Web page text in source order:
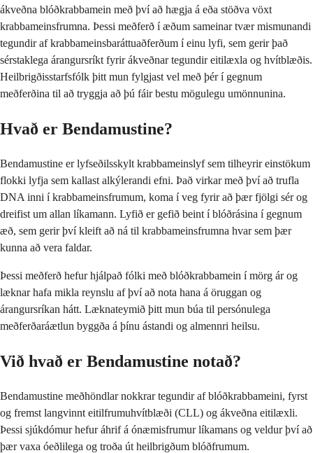
ákveðna blóðkrabbamein með því að hægja á eða stöðva vöxt
krabbameinsfrumna. Þessi meðferð í æðum sameinar tvær mismunandi
tegundir af krabbameinsbaráttuaðferðum í einu lyfi, sem gerir það
sérstaklega árangursríkt fyrir ákveðnar tegundir eitilæxla og hvítblæðis.
Heilbrigðisstarfsfólk þitt mun fylgjast vel með þér í gegnum
meðferðina til að tryggja að þú fáir bestu mögulegu umönnunina.
Hvað er Bendamustine?
Bendamustine er lyfseðilsskylt krabbameinslyf sem tilheyrir einstökum
flokki lyfja sem kallast alkýlerandi efni. Það virkar með því að trufla
DNA inni í krabbameinsfrumum, koma í veg fyrir að þær fjölgi sér og
dreifist um allan líkamann. Lyfið er gefið beint í blóðrásina í gegnum
æð, sem gerir því kleift að ná til krabbameinsfrumna hvar sem þær
kunna að vera faldar.
Þessi meðferð hefur hjálpað fólki með blóðkrabbamein í mörg ár og
læknar hafa mikla reynslu af því að nota hana á öruggan og
árangursríkan hátt. Læknateymið þitt mun búa til persónulega
meðferðaráætlun byggða á þínu ástandi og almennri heilsu.
Við hvað er Bendamustine notað?
Bendamustine meðhöndlar nokkrar tegundir af blóðkrabbameini, fyrst
og fremst langvinnt eitilfrumuhvítblæði (CLL) og ákveðna eitilæxli.
Þessi sjúkdómur hefur áhrif á ónæmisfrumur líkamans og veldur því að
þær vaxa óeðlilega og troða út heilbrigðum blóðfrumum.